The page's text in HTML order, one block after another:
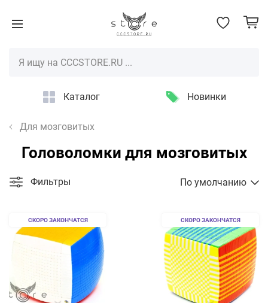
Каталог Новинки
Для мозговитых
Головоломки для мозговитых
Фильтры По умолчанию
СКОРО ЗАКОНЧАТСЯ СКОРО ЗАКОНЧАТСЯ